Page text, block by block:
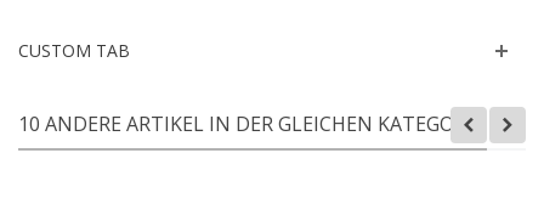
CUSTOM TAB
10 ANDERE ARTIKEL IN DER GLEICHEN KATEGORIE: